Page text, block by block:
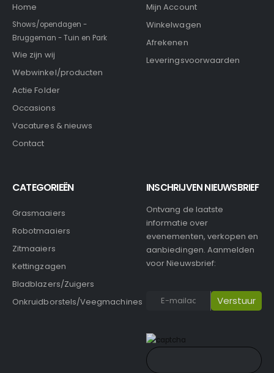
Home
Shows/opendagen -
Bruggeman - Tuin en Park
Wie zijn wij
Webwinkel/producten
Actie Folder
Occasions
Vacatures & nieuws
Contact
Mijn Account
Winkelwagen
Afrekenen
Leveringsvoorwaarden
CATEGORIEËN
Grasmaaiers
Robotmaaiers
Zitmaaiers
Kettingzagen
Bladblazers/Zuigers
Onkruidborstels/Veegmachines
INSCHRIJVEN NIEUWSBRIEF
Ontvang de laatste
informatie over
evenementen, verkopen en
aanbiedingen. Aanmelden
voor Nieuwsbrief: